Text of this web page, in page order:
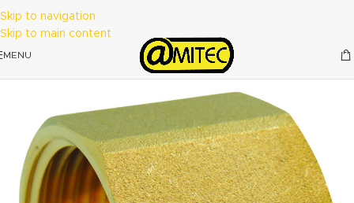
Skip to navigation
Skip to main content
MENU